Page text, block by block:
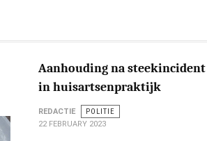
Aanhouding na steekincident
in huisartsenpraktijk
REDACTIE
POLITIE
22 FEBRUARY 2023